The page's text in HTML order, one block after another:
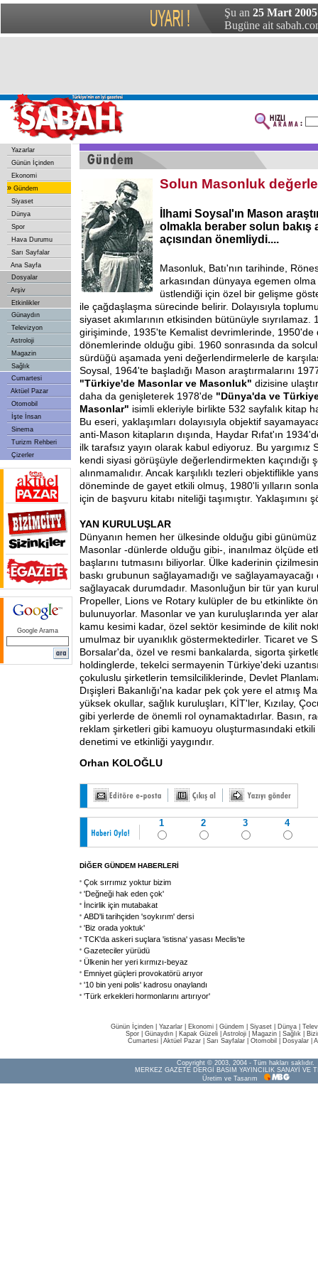
Şu an 25 Mart
Bugüne ait
Yazarlar
Günün İçinden
Ekonomi
» Gündem
Siyaset
Dünya
Spor
Hava Durumu
Sarı Sayfalar
Ana Sayfa
Dosyalar
Arşiv
Etkinlikler
Günaydın
Televizyon
Astroloji
Magazin
Sağlık
Cumartesi
Aktüel Pazar
Otomobil
İşte İnsan
Sinema
Turizm Rehberi
Çizerler
Google Arama
Solun Masonluk
İlhami Soysal'ın Mason
olmakla beraber solun bakış
açısından önemliydi....
Masonluk, Batı'nın tarihinde,
arkasından dünyaya egemen
üstlendiği için özel bir gelişme
ile çağdaşlaşma sürecinde belirir. Dolayısıyla
siyaset akımlarının etkisinden bütünüyle sıyrılamaz.
girişiminde, 1935'te Kemalist devrimlerinde, 1950'de
dönemlerinde olduğu gibi. 1960 sonrasında da
sürdüğü aşamada yeni değerlendirmelerle de
Soysal, 1964'te başladığı Mason araştırmalarını
"Türkiye'de Masonlar ve Masonluk" dizisine
daha da genişleterek 1978'de "Dünya'da ve
Masonlar" isimli ekleriyle birlikte 532 sayfalık kitap
Bu eseri, yaklaşımları dolayısıyla objektif
anti-Mason kitapların dışında, Haydar Rıfat'ın
ilk tarafsız yayın olarak kabul ediyoruz. Bu yargımız
kendi siyasi görüşüyle değerlendirmekten kaçındığı
alınmamalıdır. Ancak karşılıklı tezleri objektiflikle
döneminde de gayet etkili olmuş, 1980'li yılların
için de başvuru kitabı niteliği taşımıştır. Yaklaşımını
YAN KURULUŞLAR
Dünyanın hemen her ülkesinde olduğu gibi
Masonlar -dünlerde olduğu gibi-, inanılmaz ölçüde
başlarını tutmasını biliyorlar. Ülke kaderinin
baskı grubunun sağlayamadığı ve
sağlayacak durumdadır. Masonluğun bir tür yan
Propeller, Lions ve Rotary kulüpler de bu etkinlikte
bulunuyorlar. Masonlar ve yan kuruluşlarında yer
kamu kesimi kadar, özel sektör kesiminde de kilit
umulmaz bir uyanıklık göstermektedirler. Ticaret ve
Borsalar'da, özel ve resmi bankalarda, sigorta
holdinglerde, tekelci sermayenin Türkiye'deki
çokuluslu şirketlerin temsilciliklerinde, Devlet
Dışişleri Bakanlığı'na kadar pek çok yere el atmış
yüksek okullar, sağlık kuruluşları, KİT'ler, Kızılay,
gibi yerlerde de önemli rol oynamaktadırlar. Basın,
reklam şirketleri gibi kamuoyu oluşturmasındaki
denetimi ve etkinliği yaygındır.
Orhan KOLOĞLU
1 2 3 4
DİĞER GÜNDEM HABERLERİ
Çok sırrımız yoktur bizim
'Değneği hak eden çok'
İncirlik için mutabakat
ABD'li tarihçiden 'soykırım' dersi
'Biz orada yoktuk'
TCK'da askeri suçlara 'istisna' yasası Meclis'te
Gazeteciler yürüdü
Ülkenin her yeri kırmızı-beyaz
Emniyet güçleri provokatörü arıyor
'10 bin yeni polis' kadrosu onaylandı
'Türk erkekleri hormonlarını artırıyor'
Günün İçinden Yazarlar Ekonomi Gündem Siyaset Dünya |
Spor
Günaydın Kapak Güzeli Astroloji Magazin Sağlık
Cumartesi| Aktüel Pazar| Sarı Sayfalar| Otomobil Dosyalar|
Copyright © 2003, 2004 - Tüm hakları saklıdır.
MERKEZ GAZETE DERGİ BASIM YAYINCILIK SANAYİ VE
Üretim ve Tasarım